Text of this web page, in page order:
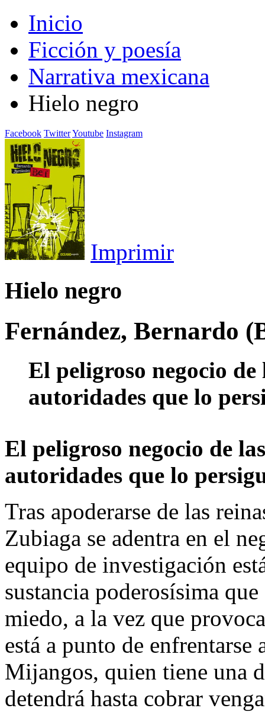
Inicio
Ficción y poesía
Narrativa mexicana
Hielo negro
Facebook TwitterYoutube Instagram
Imprimir
Hielo negro
Fernández, Bernardo
El peligroso negocio
autoridades que lo
El peligroso negocio de
autoridades que lo
Tras apoderarse de las
Zubiaga se adentra en el
equipo de investigación
sustancia poderosísima
miedo, a la vez que
está a punto de
Mijangos, quien tiene una
detendrá hasta cobrar